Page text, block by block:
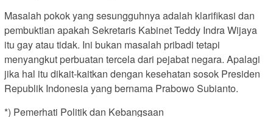
Masalah pokok yang sesungguhnya adalah klarifikasi dan
pembuktian apakah Sekretaris Kabinet Teddy Indra Wijaya
itu gay atau tidak. Ini bukan masalah pribadi tetapi
menyangkut perbuatan tercela dari pejabat negara. Apalagi
jika hal itu dikait-kaitkan dengan kesehatan sosok Presiden
Republik Indonesia yang bernama Prabowo Subianto.
*) Pemerhati Politik dan Kebangsaan